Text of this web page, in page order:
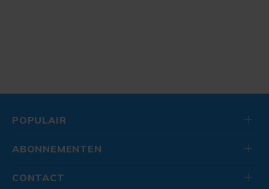
POPULAIR
ABONNEMENTEN
CONTACT